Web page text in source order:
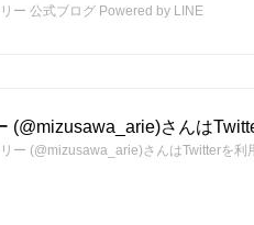
ー 公式ブログ Powered by LINE
(@mizusawa_arie)さんは
ー (@mizusawa_arie)さんはTwitterを利